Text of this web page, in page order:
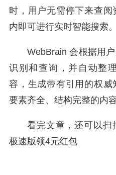
时，用户无需停下来查
内即可进行实时智能搜索。
WebBrain 会根据用
识别和查询，并自动整
容，生成带有引用的权
要素齐全、结构完整的内容
看完文章，还可以扫
极速版领4元红包